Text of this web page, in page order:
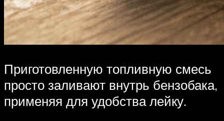
Приготовленную топливную смесь
просто заливают внутрь бензобака,
применяя для удобства лейку.